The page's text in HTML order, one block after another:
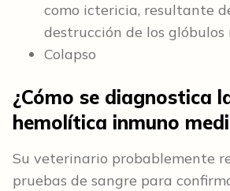
como ictericia, resultante
destrucción de los glóbulos
Colapso
¿Cómo se diagnostica
hemolítica inmuno
Su veterinario probablemente
pruebas de sangre para